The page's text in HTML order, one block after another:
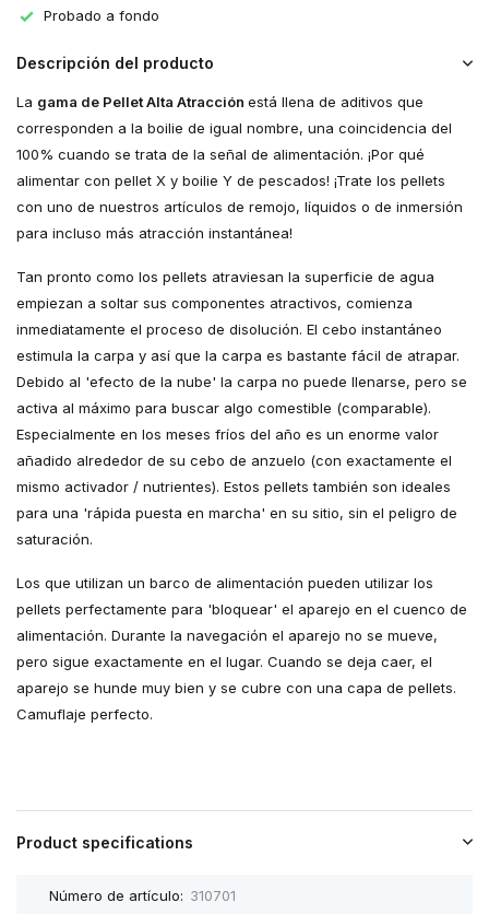
Probado a fondo
Descripción del producto
La gama de Pellet Alta Atracción está llena de aditivos que
corresponden a la boilie de igual nombre, una coincidencia del
100% cuando se trata de la señal de alimentación. ¡Por qué
alimentar con pellet X y boilie Y de pescados! ¡Trate los pellets
con uno de nuestros artículos de remojo, líquidos o de inmersión
para incluso más atracción instantánea!
Tan pronto como los pellets atraviesan la superficie de agua
empiezan a soltar sus componentes atractivos, comienza
inmediatamente el proceso de disolución. El cebo instantáneo
estimula la carpa y así que la carpa es bastante fácil de atrapar.
Debido al 'efecto de la nube' la carpa no puede llenarse, pero se
activa al máximo para buscar algo comestible (comparable).
Especialmente en los meses fríos del año es un enorme valor
añadido alrededor de su cebo de anzuelo (con exactamente el
mismo activador / nutrientes). Estos pellets también son ideales
para una 'rápida puesta en marcha' en su sitio, sin el peligro de
saturación.
Los que utilizan un barco de alimentación pueden utilizar los
pellets perfectamente para 'bloquear' el aparejo en el cuenco de
alimentación. Durante la navegación el aparejo no se mueve,
pero sigue exactamente en el lugar. Cuando se deja caer, el
aparejo se hunde muy bien y se cubre con una capa de pellets.
Camuflaje perfecto.
Product specifications
Número de artículo: 310701